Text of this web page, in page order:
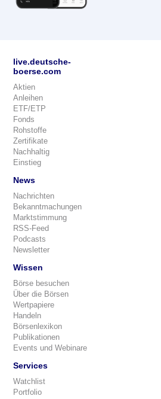
live.deutsche-
boerse.com
Aktien
Anleihen
ETF/ETP
Fonds
Rohstoffe
Zertifikate
Nachhaltig
Einstieg
News
Nachrichten
Bekanntmachungen
Marktstimmung
RSS-Feed
Podcasts
Newsletter
Wissen
Börse besuchen
Über die Börsen
Wertpapiere
Handeln
Börsenlexikon
Publikationen
Events und Webinare
Services
Watchlist
Portfolio